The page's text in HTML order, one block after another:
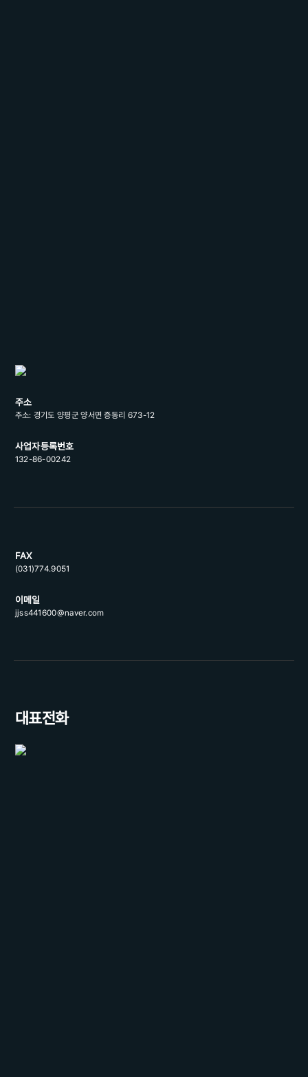
주소
주소: 경기도 양평군 양서면 증동리 673-12
사업자등록번호
132-86-00242
FAX
(031)774.9051
이메일
jjss441600@naver.com
대표전화